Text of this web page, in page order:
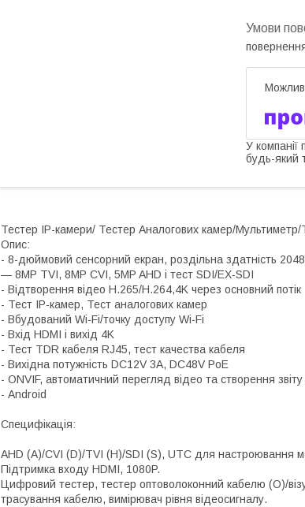
У компанії
будь-який
Тестер IP-камери/ Тестер Аналогових камер/
Опис:
- 8-дюймовий сенсорний екран, роздільна здатність
— 8MP TVI, 8MP CVI, 5MP AHD і тест SDI/EX-SDI
- Відтворення відео H.265/H.264,4K через основний потік
- Тест IP-камер, Тест аналогових камер
- Вбудований Wi-Fi/точку доступу Wi-Fi
- Вхід HDMI і вихід 4K
- Тест TDR кабеля RJ45, тест качества кабеля
- Вихідна потужність DC12V 3A, DC48V PoE
- ONVIF, автоматичний перегляд відео та створення
- Android
Специфікація:
AHD (A)/CVI (D)/TVI (H)/SDI (S), UTC для настроювання
Підтримка входу HDMI, 1080P.
Цифровий тестер, тестер оптоволоконний кабелю (O)/
трасування кабелю, вимірювач рівня відеосигналу.